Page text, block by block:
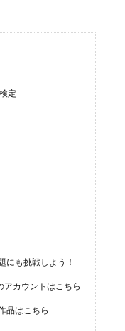
定
にも挑戦しよう！
アカウントはこちら
品はこちら